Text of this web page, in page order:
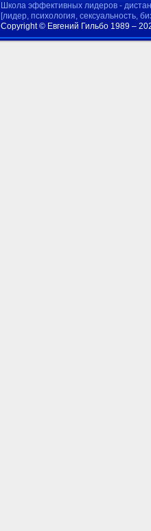
Школа эффективных лидеров -
[лидер, психология, сексуальность,
Copyright © Евгений Гильбо 1989 –